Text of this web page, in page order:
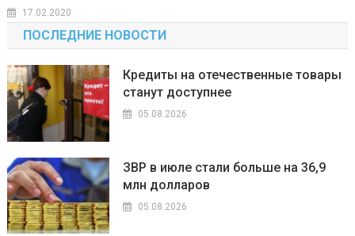
17.02.2020
ПОСЛЕДНИЕ НОВОСТИ
Кредиты на отечественные товары
станут доступнее
05.08.2026
ЗВР в июле стали больше на 36,9
млн долларов
05.08.2026